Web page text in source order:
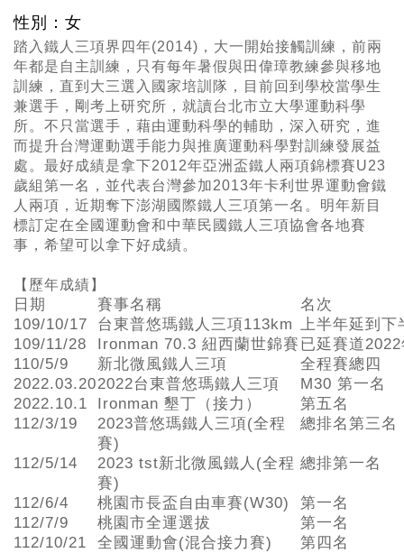
性別：女
踏入鐵人三項界四年(2014)，大一開始接觸訓練，前兩
年都是自主訓練，只有每年暑假與田偉璋教練參與移地
訓練，直到大三選入國家培訓隊，目前回到學校當學生
兼選手，剛考上研究所，就讀台北市立大學運動科學
所。不只當選手，藉由運動科學的輔助，深入研究，進
而提升台灣運動選手能力與推廣運動科學對訓練發展益
處。最好成績是拿下2012年亞洲盃鐵人兩項錦標賽U23
歲組第一名，並代表台灣參加2013年卡利世界運動會鐵
人兩項，近期奪下澎湖國際鐵人三項第一名。明年新目
標訂定在全國運動會和中華民國鐵人三項協會各地賽
事，希望可以拿下好成績。
【歷年成績】
日期 賽事名稱
名次
109/10/17
台東普悠瑪鐵人三項113km 上半年延到下
109/11/28
Ironman 70.3 紐西蘭世錦賽 已延賽道
110/5/9
新北微風鐵人三項
全程賽總四
2022.03.202022台東普悠瑪鐵人三項
M30 第一名
2022.10.1
Ironman 墾丁（接力）
第五名
112/3/19
2023普悠瑪鐵人三項(全程
賽)
總排名第三名
112/5/14
2023 tst新北微風鐵人(全程
賽)
總排第一名
112/6/4 桃園市長盃自由車賽(W30)
第一名
112/7/9
桃園市全運選拔
第一名
112/10/21
全國運動會(混合接力賽)
第四名